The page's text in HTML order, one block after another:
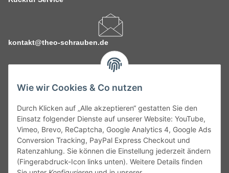
Wie wir Cookies & Co nutzen
Durch Klicken auf „Alle akzeptieren“ gestatten Sie den
Einsatz folgender Dienste auf unserer Website: YouTube,
Vimeo, Brevo, ReCaptcha, Google Analytics 4, Google Ads
Conversion Tracking, PayPal Express Checkout und
Ratenzahlung. Sie können die Einstellung jederzeit ändern
(Fingerabdruck-Icon links unten). Weitere Details finden
kontakt@theo-schrauben.de
Service
Gesetzliche Informationen
Alle technischen Angaben ohne Gewähr. Irrtümer und fehlerhafte